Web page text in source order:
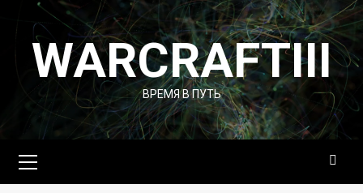
Перейти
содержимому
WARCRAFTIII
ВРЕМЯ В ПУТЬ
меню